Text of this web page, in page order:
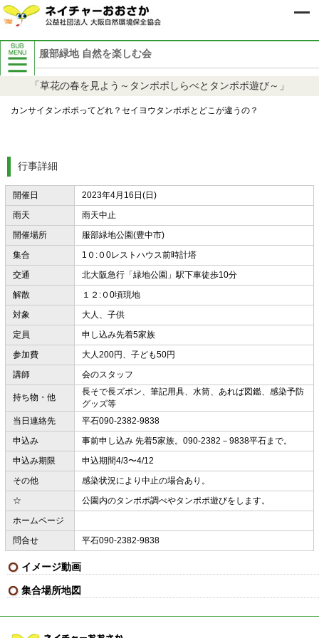
服部緑地 自然を楽しむ会
「草花の春を見よう～タンポポしらべとタンポポ遊び～」
カンサイタンポポってどれ？セイヨウタンポポとどこが違うの？
行事詳細
開催日
2023年4月16日(日)
雨天
雨天中止
開催場所
服部緑地公園(豊中市)
集合
1０:０0レストハウス前時計塔
交通
北大阪急行「緑地公園」駅下車徒歩10分
解散
１２:０0頃現地
対象
大人、子供
定員
申し込み先着5家族
参加費
大人200円、子ども50円
講師
会のスタッフ
持ち物・他
長そで長ズボン、筆記用具、水筒、あれば図鑑、感染予防
グッズ等
当日連絡先
平石090-2382-9838
申込み
事前申し込み 先着5家族。090-2382－9838平石まで。
申込み期限
申込期間4/3〜4/12
その他
感染状況により中止の場合あり。
☆
公園内のタンポポ調べやタンポポ遊びをします。
ホームページ
問合せ
平石090-2382-9838
イメージ動画
集合場所地図
自然保護イベント案内
8月自然保護イベント案内
9月自然保護イベント案内